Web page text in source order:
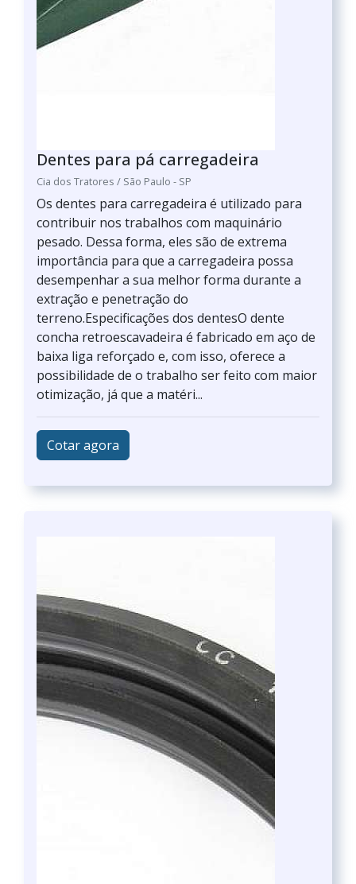
Dentes para pá carregadeira
Cia dos Tratores / São Paulo - SP
Os dentes para carregadeira é utilizado para
contribuir nos trabalhos com maquinário
pesado. Dessa forma, eles são de extrema
importância para que a carregadeira possa
desempenhar a sua melhor forma durante a
extração e penetração do
terreno.Especificações dos dentesO dente
concha retroescavadeira é fabricado em aço de
baixa liga reforçado e, com isso, oferece a
possibilidade de o trabalho ser feito com maior
otimização, já que a matéri...
Cotar agora